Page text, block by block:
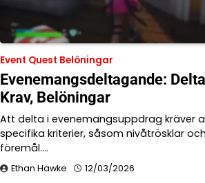
Event Quest Belöningar
Evenemangsdeltagande:
Krav, Belöningar
Att delta i evenemangsuppdrag kräver
specifika kriterier, såsom nivåtrösklar
föremål.…
Ethan Hawke 12/03/2026